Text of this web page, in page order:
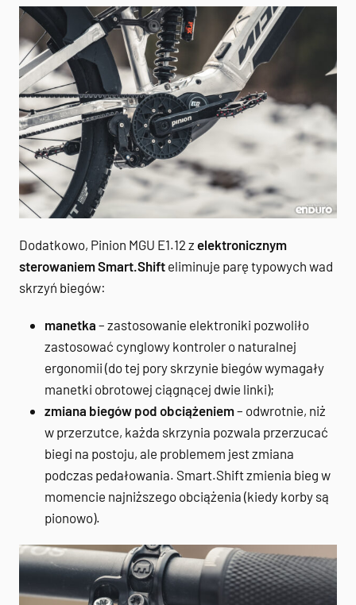
Dodatkowo, Pinion MGU E1.12 z elektronicznym
sterowaniem Smart.Shift eliminuje parę typowych wad
skrzyń biegów:
manetka – zastosowanie elektroniki pozwoliło
zastosować cynglowy kontroler o naturalnej
ergonomii (do tej pory skrzynie biegów wymagały
manetki obrotowej ciągnącej dwie linki);
zmiana biegów pod obciążeniem– odwrotnie, niż
w przerzutce, każda skrzynia pozwala przerzucać
biegi na postoju, ale problemem jest zmiana
podczas pedałowania. Smart.Shift zmienia bieg w
momencie najniższego obciążenia (kiedy korby są
pionowo).